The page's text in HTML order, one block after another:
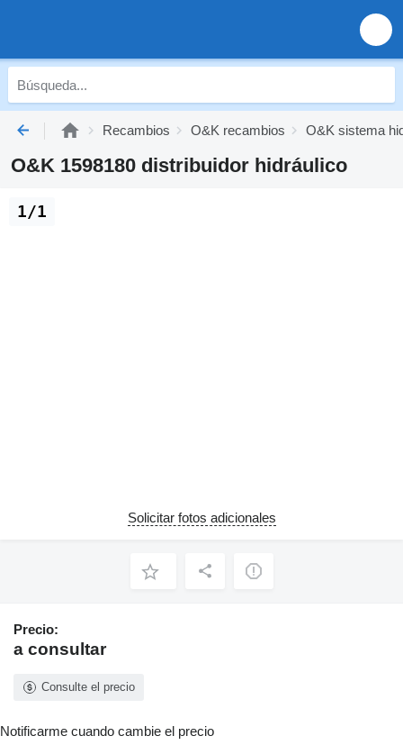
Recambios O&K recambios O&K sistema
O&K 1598180 distribuidor hidráulico
1/1
Solicitar fotos adicionales
Precio:
a consultar
Consulte el precio
Notificarme cuando cambie el precio